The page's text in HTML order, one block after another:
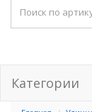
Категории